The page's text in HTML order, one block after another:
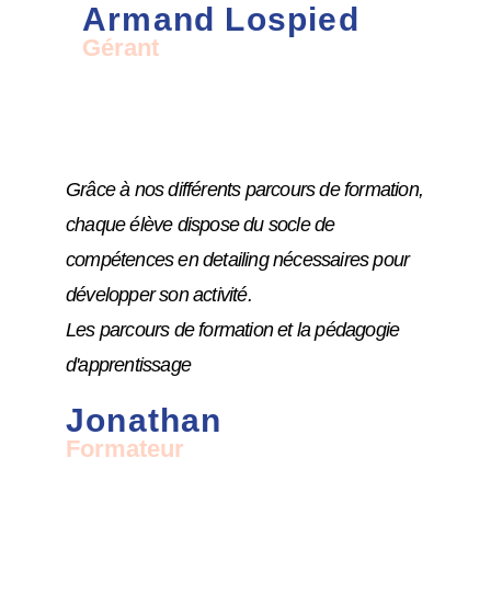
Armand Lospied
Gérant
Grâce à nos différents parcours de formation,
chaque élève dispose du socle de
compétences en detailing nécessaires pour
développer son activité.
Les parcours de formation et la pédagogie
d'apprentissage
Jonathan
Formateur